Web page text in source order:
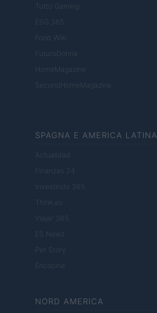
Tutto Gaming
ESG 365
Food Wiki
FuturoDonna
HomeMagazine
SecondHomeMagazine
SPAGNA E AMERICA LATINA
Actualidad
Finanzas 24
Investindo 365
Think.es
Viajar 365
ES Newz
Pet Story
Encocina
NORD AMERICA